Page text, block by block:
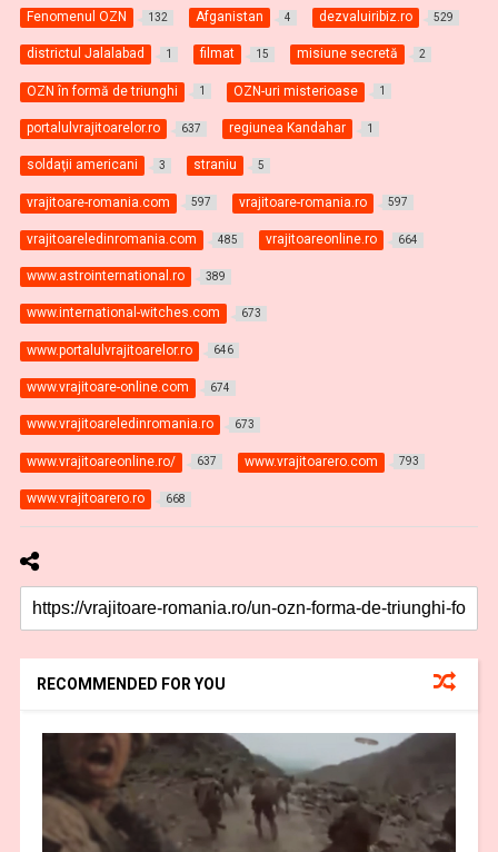
Fenomenul OZN 132 Afganistan 4 dezvaluiribiz.ro 529
districtul Jalalabad 1 filmat 15 misiune secretă 2
OZN în formă de triunghi 1 OZN-uri misterioase 1
portalulvrajitoarelor.ro 637 regiunea Kandahar 1
soldaţii americani 3 straniu 5
vrajitoare-romania.com 597 vrajitoare-romania.ro 597
vrajitoareledinromania.com 485 vrajitoareonline.ro 664
www.astrointernational.ro 389
www.international-witches.com 673
www.portalulvrajitoarelor.ro 646
www.vrajitoare-online.com 674
www.vrajitoareledinromania.ro 673
www.vrajitoareonline.ro/ 637 www.vrajitoarero.com 793
www.vrajitoarero.ro 668
RECOMMENDED FOR YOU